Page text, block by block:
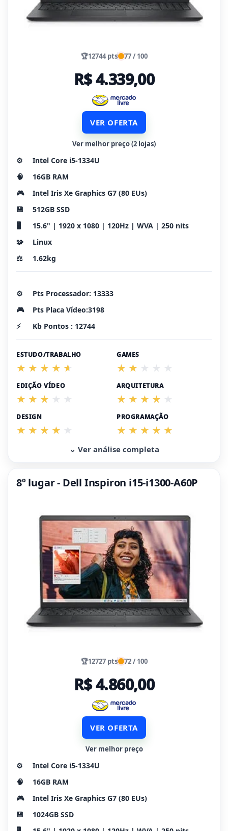
🏆12744 pts 77 / 100
R$ 4.339,00
VER OFERTA
Ver melhor preço (2 lojas)
⚙️
Intel Core i5-1334U
🧠
16GB RAM
🎮
Intel Iris Xe Graphics G7 (80 EUs)
💾
512GB SSD
🖥️
15.6" | 1920 x 1080 | 120Hz | WVA | 250 nits
🧩
Linux
⚖️
1.62kg
⚙️
Pts Processador: 13333
🎮
Pts Placa Vídeo:3198
⚡
Kb Pontos : 12744
ESTUDO/TRABALHO GAMES
EDIÇÃO VÍDEO ARQUITETURA
DESIGN PROGRAMAÇÃO
⌄ Ver análise completa
8º lugar - Dell Inspiron i15-i1300-A60P
🏆12727 pts 72 / 100
R$ 4.860,00
VER OFERTA
Ver melhor preço
⚙️
Intel Core i5-1334U
🧠
16GB RAM
🎮
Intel Iris Xe Graphics G7 (80 EUs)
💾
1024GB SSD